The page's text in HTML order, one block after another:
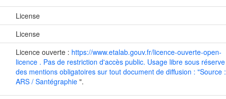
License
License
Licence ouverte : https://www.etalab.gouv.fr/licence-ouverte-open-
licence . Pas de restriction d'accès public. Usage libre sous réserve
des mentions obligatoires sur tout document de diffusion : "Source :
ARS / Santégraphie ".